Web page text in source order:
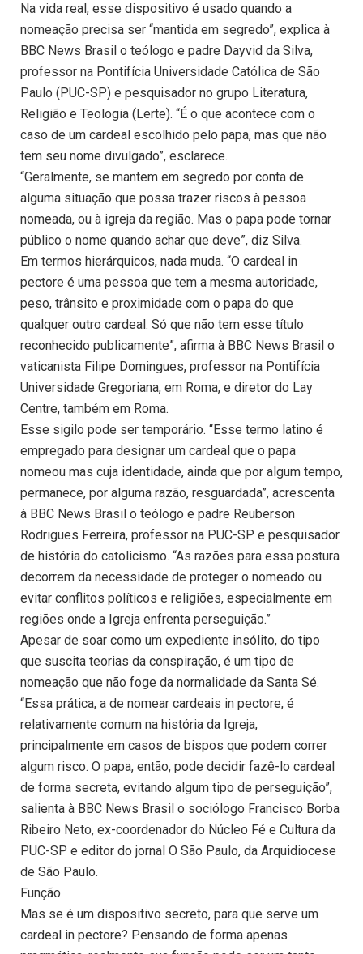
Na vida real, esse dispositivo é usado quando a
nomeação precisa ser “mantida em segredo”, explica à
BBC News Brasil o teólogo e padre Dayvid da Silva,
professor na Pontifícia Universidade Católica de São
Paulo (PUC-SP) e pesquisador no grupo Literatura,
Religião e Teologia (Lerte). “É o que acontece com o
caso de um cardeal escolhido pelo papa, mas que não
tem seu nome divulgado”, esclarece.
“Geralmente, se mantem em segredo por conta de
alguma situação que possa trazer riscos à pessoa
nomeada, ou à igreja da região. Mas o papa pode tornar
público o nome quando achar que deve”, diz Silva.
Em termos hierárquicos, nada muda. “O cardeal in
pectore é uma pessoa que tem a mesma autoridade,
peso, trânsito e proximidade com o papa do que
qualquer outro cardeal. Só que não tem esse título
reconhecido publicamente”, afirma à BBC News Brasil o
vaticanista Filipe Domingues, professor na Pontifícia
Universidade Gregoriana, em Roma, e diretor do Lay
Centre, também em Roma.
Esse sigilo pode ser temporário. “Esse termo latino é
empregado para designar um cardeal que o papa
nomeou mas cuja identidade, ainda que por algum tempo,
permanece, por alguma razão, resguardada”, acrescenta
à BBC News Brasil o teólogo e padre Reuberson
Rodrigues Ferreira, professor na PUC-SP e pesquisador
de história do catolicismo. “As razões para essa postura
decorrem da necessidade de proteger o nomeado ou
evitar conflitos políticos e religiões, especialmente em
regiões onde a Igreja enfrenta perseguição.”
Apesar de soar como um expediente insólito, do tipo
que suscita teorias da conspiração, é um tipo de
nomeação que não foge da normalidade da Santa Sé.
“Essa prática, a de nomear cardeais in pectore, é
relativamente comum na história da Igreja,
principalmente em casos de bispos que podem correr
algum risco. O papa, então, pode decidir fazê-lo cardeal
de forma secreta, evitando algum tipo de perseguição”,
salienta à BBC News Brasil o sociólogo Francisco Borba
Ribeiro Neto, ex-coordenador do Núcleo Fé e Cultura da
PUC-SP e editor do jornal O São Paulo, da Arquidiocese
de São Paulo.
Função
Mas se é um dispositivo secreto, para que serve um
cardeal in pectore? Pensando de forma apenas